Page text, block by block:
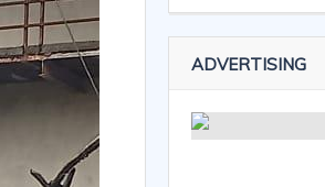
ADVERTISING